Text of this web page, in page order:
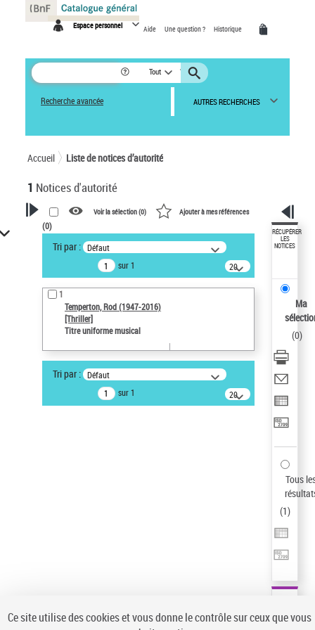
Espace personnel Aide Une question ? Historique
Tout
Recherche avancée AUTRES RECHERCHES
Accueil Liste de notices d’autorité
1 Notices d'autorité
VOTRE RECHERCHE
Recherche avancée dans les
notices d’autorité
Œuvres liées à l'auteur :
Temperton, Rod (1947-2016)
Type de notice d'autorité
Œuvre
Statut de la notice d’autorité
Voir la sélection (0) Ajouter à mes références
(0)
Tri par : Défaut
sur 1
20
résultats/page
1
Temperton, Rod (1947-2016)
[Thriller]
Titre uniforme musical
Tri par : Défaut
sur 1
20
résultats/page
RÉCUPÉRER
LES
NOTICES
Ma
(0)
Tous
(1)
Panneau de gestion des cookies
Ce site utilise des cookies et vous donne le contrôle sur ceux que vous